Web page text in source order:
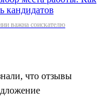
важна соискателю
что отзывы